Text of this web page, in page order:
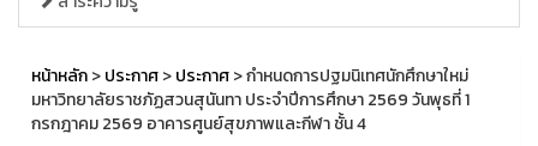
หน้าหลัก>ประกาศ>ประกาศ> กำหนดการปฐมนิเทศนักศึกษาใหม่
มหาวิทยาลัยราชภัฏสวนสุนันทา ประจำปีการศึกษา 2569 วันพุธที่ 1
กรกฎาคม 2569 อาคารศูนย์สุขภาพและกีฬา ชั้น 4